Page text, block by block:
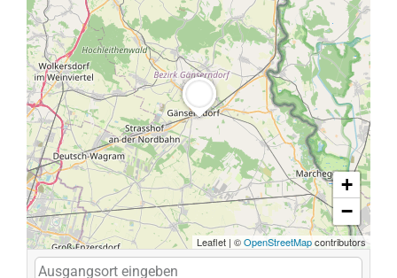
+
−
Leaflet | ©OpenStreetMapcontributors